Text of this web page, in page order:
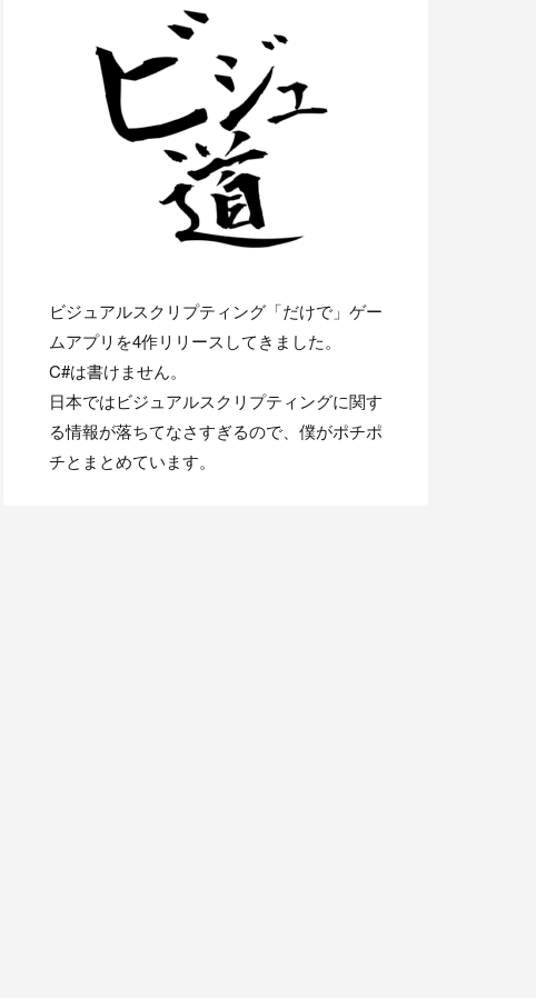
ビジュアルスクリプティング「だけで」ゲー
ムアプリを4作リリースしてきました。
C#は書けません。
日本ではビジュアルスクリプティングに関す
る情報が落ちてなさすぎるので、僕がポチポ
チとまとめています。